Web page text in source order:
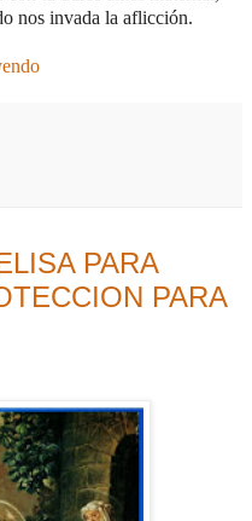
nos invada la aflicción.
PARA
PARA